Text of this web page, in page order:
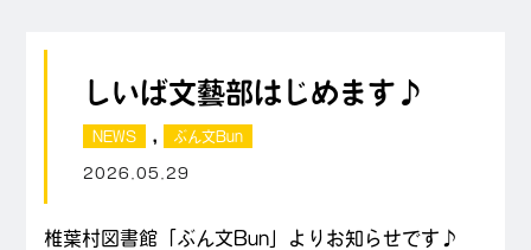
しいば文藝部はじめます♪
NEWS , ぶん文Bun
2026.05.29
椎葉村図書館「ぶん文Bun」よりお知らせです♪